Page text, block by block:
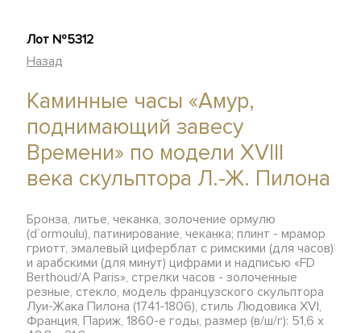
Лот №5312
Назад
Каминные часы «Амур,
поднимающий завесу
Времени» по модели XVIII
века скульптора Л.-Ж. Пилона
Бронза, литье, чеканка, золочение ормулю
(d`ormoulu), патинирование, чеканка; плинт - мрамор
гриотт, эмалевый циферблат с римскими (для часов)
и арабскими (для минут) цифрами и надписью «FD
Berthoud/A Paris», стрелки часов - золоченные
резные, стекло, модель французского скульптора
Луи-Жака Пилона (1741-1806), стиль Людовика XVI,
Франция, Париж, 1860-е годы, размер (в/ш/г): 51,6 х